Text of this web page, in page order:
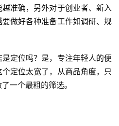
准确，另外对于创业者、新入
做好各种准备工作如调研、规
定位吗？是，专注年轻人的便
定位太宽了，从商品角度，只
一个最粗的筛选。